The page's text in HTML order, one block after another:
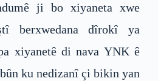
ji bo xiyaneta xwe
berxwedana dîrokî ya
xiyanetê di nava YNK ê
ku nedizanî çi bikin yan